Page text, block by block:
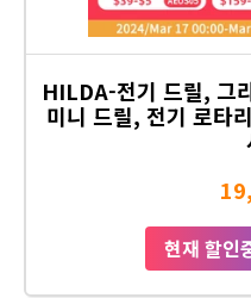
HILDA-전기 드릴, 그
미니 드릴, 전기 로타
현재 할인